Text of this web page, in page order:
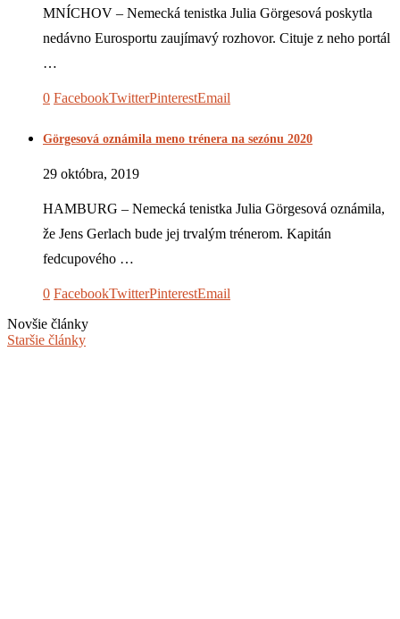
MNÍCHOV – Nemecká tenistka Julia Görgesová poskytla
nedávno Eurosportu zaujímavý rozhovor. Cituje z neho portál
…
0 FacebookTwitterPinterestEmail
Görgesová oznámila meno trénera na sezónu 2020
29 októbra, 2019
HAMBURG – Nemecká tenistka Julia Görgesová oznámila,
že Jens Gerlach bude jej trvalým trénerom. Kapitán
fedcupového …
0 FacebookTwitterPinterestEmail
Novšie články
Staršie články